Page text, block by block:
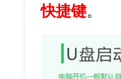
快捷键。